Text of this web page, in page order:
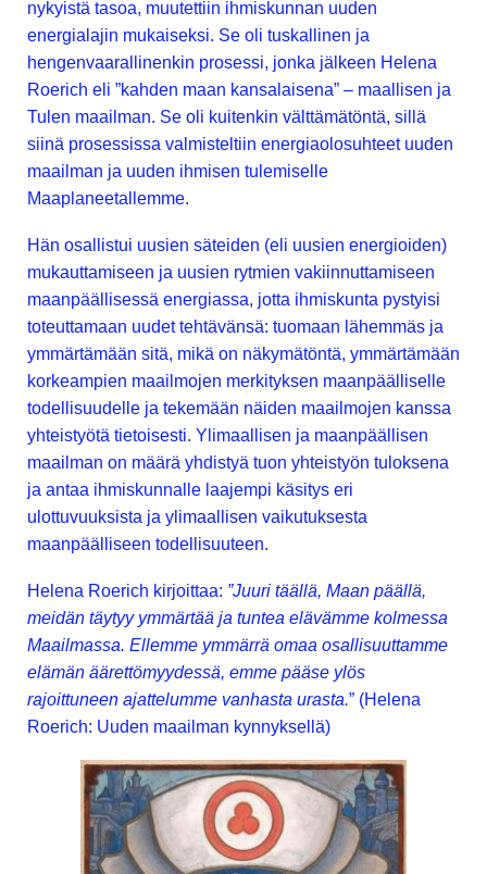
nykyistä tasoa, muutettiin ihmiskunnan uuden
energialajin mukaiseksi. Se oli tuskallinen ja
hengenvaarallinenkin prosessi, jonka jälkeen Helena
Roerich eli ”kahden maan kansalaisena” – maallisen ja
Tulen maailman. Se oli kuitenkin välttämätöntä, sillä
siinä prosessissa valmisteltiin energiaolosuhteet uuden
maailman ja uuden ihmisen tulemiselle
Maaplaneetallemme.
Hän osallistui uusien säteiden (eli uusien energioiden)
mukauttamiseen ja uusien rytmien vakiinnuttamiseen
maanpäällisessä energiassa, jotta ihmiskunta pystyisi
toteuttamaan uudet tehtävänsä: tuomaan lähemmäs ja
ymmärtämään sitä, mikä on näkymätöntä, ymmärtämään
korkeampien maailmojen merkityksen maanpäälliselle
todellisuudelle ja tekemään näiden maailmojen kanssa
yhteistyötä tietoisesti. Ylimaallisen ja maanpäällisen
maailman on määrä yhdistyä tuon yhteistyön tuloksena
ja antaa ihmiskunnalle laajempi käsitys eri
ulottuvuuksista ja ylimaallisen vaikutuksesta
maanpäälliseen todellisuuteen.
Helena Roerich kirjoittaa: ”Juuri täällä, Maan päällä,
meidän täytyy ymmärtää ja tuntea elävämme kolmessa
Maailmassa. Ellemme ymmärrä omaa osallisuuttamme
elämän äärettömyydessä, emme pääse ylös
rajoittuneen ajattelumme vanhasta urasta.” (Helena
Roerich: Uuden maailman kynnyksellä)